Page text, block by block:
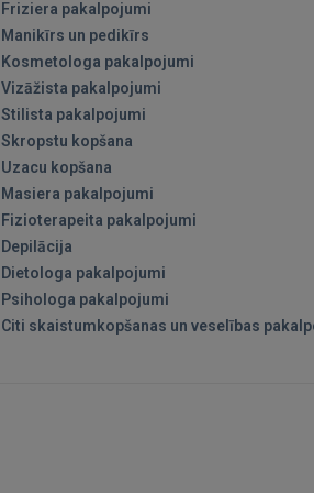
Friziera pakalpojumi
Manikīrs un pedikīrs
Kosmetologa pakalpojumi
Vizāžista pakalpojumi
Stilista pakalpojumi
Skropstu kopšana
Uzacu kopšana
Masiera pakalpojumi
Fizioterapeita pakalpojumi
Depilācija
Dietologa pakalpojumi
Psihologa pakalpojumi
Citi skaistumkopšanas un veselības